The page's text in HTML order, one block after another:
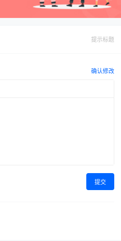
提示标题
确认修改
提交